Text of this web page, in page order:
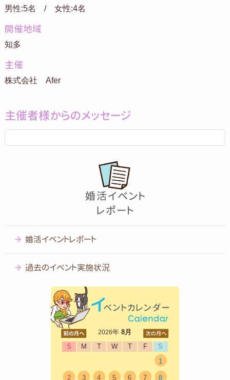
男性:5名 / 女性:4名
開催地域
知多
主催
株式会社 Afer
主催者様からのメッセージ
婚活イベントレポート
過去のイベント実施状況
2026年8月
S
M T W T F
S
1
2 3 4 5 6 7 8